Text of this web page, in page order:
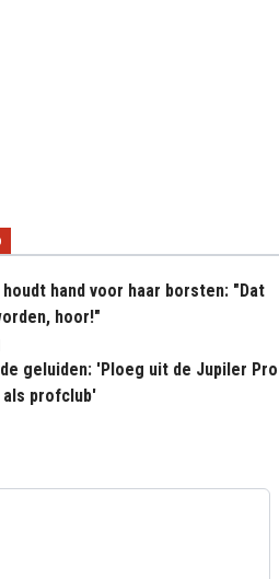
hand voor haar borsten: "Dat
hoor!"
geluiden: 'Ploeg uit de Jupiler Pro
profclub'